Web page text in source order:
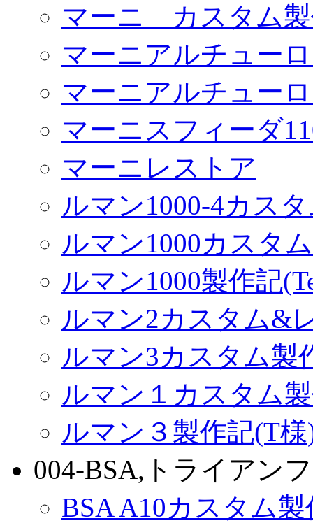
マーニ カスタム
マーニアルチュー
マーニアルチュー
マーニスフィーダ
マーニレストア
ルマン1000-4カス
ルマン1000カスタ
ルマン1000製作記
ルマン2カスタム&
ルマン3カスタム製
ルマン１カスタム
ルマン３製作記(T様
004-BSA,トライアンフ
BSA A10カスタム製